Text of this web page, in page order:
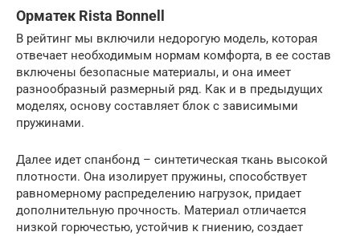
Орматек Rista Bonnell
В рейтинг мы включили недорогую модель, которая
отвечает необходимым нормам комфорта, в ее состав
включены безопасные материалы, и она имеет
разнообразный размерный ряд. Как и в предыдущих
моделях, основу составляет блок с зависимыми
пружинами.
Далее идет спанбонд – синтетическая ткань высокой
плотности. Она изолирует пружины, способствует
равномерному распределению нагрузок, придает
дополнительную прочность. Материал отличается
низкой горючестью, устойчив к гниению, создает